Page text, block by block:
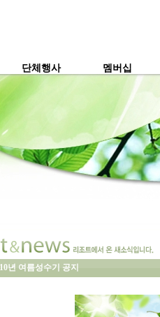
단체행사 멤버십
년 여름성수기 공지